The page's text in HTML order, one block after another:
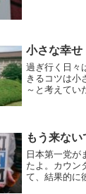
小さな幸せ
過ぎ行く日々
きるコツは小
～と考えてい
もう来ない
日本第一党が
たよ。カウン
て、結果的に